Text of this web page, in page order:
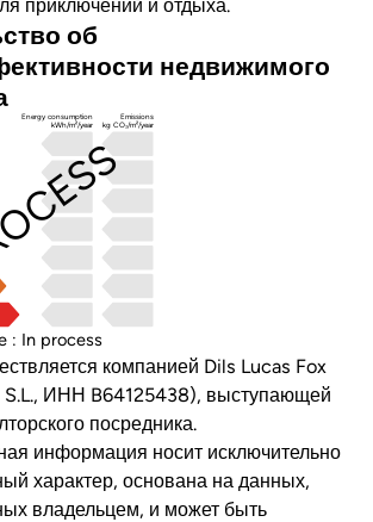
приключений и отдыха.
об
недвижимого
Energy consumption
kWh/m²/year
Emissions
kg CO₂/m²/year
: In process
компанией Dils Lucas Fox
S.L., ИНН B64125438), выступающей
посредника.
информация носит исключительно
характер, основана на данных,
владельцем, и может быть